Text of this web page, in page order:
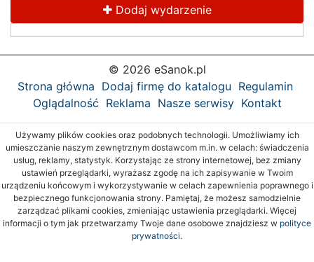
Dodaj wydarzenie
© 2026 eSanok.pl
Strona główna Dodaj firmę do katalogu Regulamin
Oglądalność Reklama Nasze serwisy Kontakt
Używamy plików cookies oraz podobnych technologii. Umożliwiamy ich
umieszczanie naszym zewnętrznym dostawcom m.in. w celach: świadczenia
usług, reklamy, statystyk. Korzystając ze strony internetowej, bez zmiany
ustawień przeglądarki, wyrażasz zgodę na ich zapisywanie w Twoim
urządzeniu końcowym i wykorzystywanie w celach zapewnienia poprawnego i
bezpiecznego funkcjonowania strony. Pamiętaj, że możesz samodzielnie
zarządzać plikami cookies, zmieniając ustawienia przeglądarki. Więcej
informacji o tym jak przetwarzamy Twoje dane osobowe znajdziesz w polityce
prywatności.